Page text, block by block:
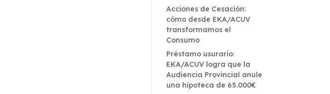
Acciones de Cesación:
cómo desde EKA/ACUV
transformamos el
Consumo
Préstamo usurario:
EKA/ACUV logra que la
Audiencia Provincial anule
una hipoteca de 65.000€